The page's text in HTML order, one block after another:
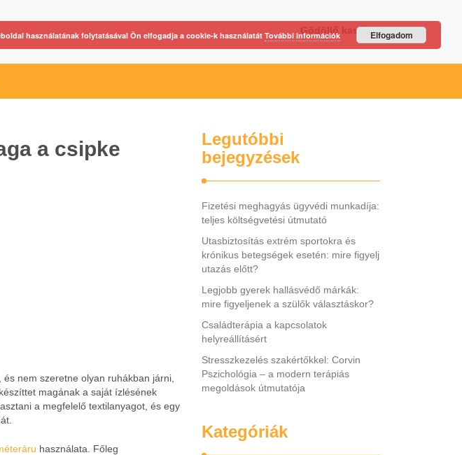
Gödöllő kastély
a csipke
nem szeretne olyan ruhákban járni,
magának a saját ízlésének
a megfelelő textilanyagot, és egy
használata. Főleg
Legutóbbi
bejegyzések
Fizetési meghagyás ügyvédi munkadíja:
teljes költségvetési útmutató
Utasbiztosítás extrém sportokra és
krónikus betegségek esetén: mire figyelj
utazás előtt?
Legjobb gyerek hallásvédő márkák:
mire figyeljenek a szülők választáskor?
Családterápia a kapcsolatok
helyreállításért
Stresszkezelés szakértőkkel: Corvin
Pszichológia – a modern terápiás
megoldások útmutatója
Kategóriák
használatának folytatásával Ön elfogadja a cookie-k használatát További információk Elfogadom